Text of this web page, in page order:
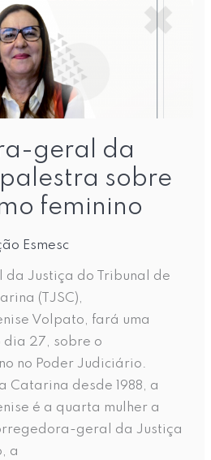
geral da
sobre
feminino
Esmesc
Justiça do Tribunal de
(TJSC),
Volpato, fará uma
27, sobre o
no Poder Judiciário.
Catarina desde 1988, a
é a quarta mulher a
geral da Justiça
a